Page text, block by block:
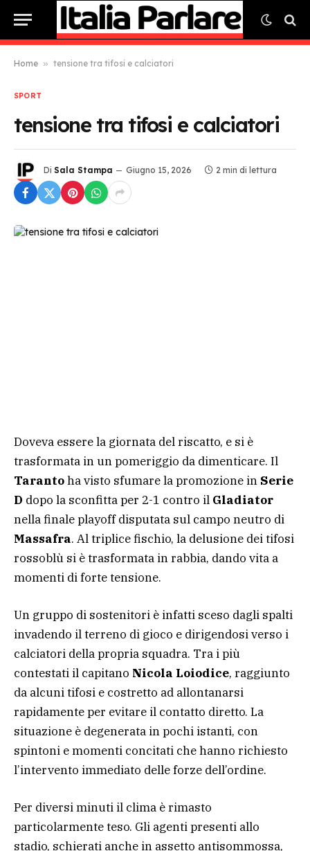
Home » tensione tra tifosi e calciatori
SPORT
tensione tra tifosi e calciatori
Di Sala Stampa Giugno 15, 2026 2 min di lettura
Doveva essere la giornata del riscatto, e si è
trasformata in un pomeriggio da dimenticare. Il
Tarantoha visto sfumare la promozione in Serie
D dopo la sconfitta per 2-1 contro il Gladiator
nella finale playoff disputata sul campo neutro di
Massafra. Al triplice fischio, la delusione dei tifosi
rossoblù si è trasformata in rabbia, dando vita a
momenti di forte tensione.
Un gruppo di sostenitori è infatti sceso dagli spalti
invadendo il terreno di gioco e dirigendosi verso i
calciatori della propria squadra. Tra i più
contestati il capitano Nicola Loiodice, raggiunto
da alcuni tifosi e costretto ad allontanarsi
rapidamente per evitare il contatto diretto. La
situazione è degenerata in pochi istanti, con
spintoni e momenti concitati che hanno richiesto
l’intervento immediato delle forze dell’ordine.
Per diversi minuti il clima è rimasto
particolarmente teso. Gli agenti presenti allo
stadio, schierati anche in assetto antisommossa,